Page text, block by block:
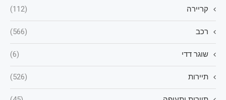
קריירה (112)
רכב (566)
שוגר דדי (6)
תיירות (526)